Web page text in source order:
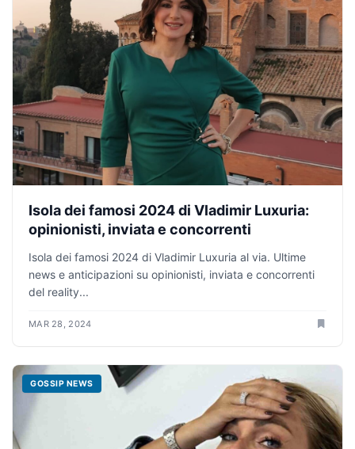
Isola dei famosi 2024 di Vladimir Luxuria:
opinionisti, inviata e concorrenti
Isola dei famosi 2024 di Vladimir Luxuria al via. Ultime
news e anticipazioni su opinionisti, inviata e concorrenti
del reality...
MAR 28, 2024
GOSSIP NEWS